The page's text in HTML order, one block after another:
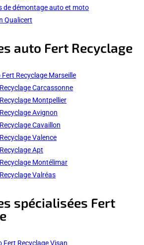
de démontage auto et moto
Qualicert
auto Fert Recyclage
Recyclage Marseille
Carcassonne
Montpellier
Avignon
Cavaillon
Valence
Apt
Montélimar
Valréas
spécialisées Fert
Fert Recyclage Visan